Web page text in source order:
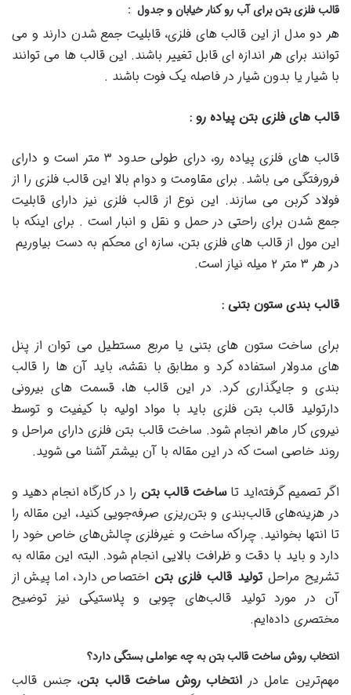
قالب فلزی بتن برای آب رو کنار خیابان و جدول :
هر دو مدل از این قالب های فلزی، قابلیت جمع شدن دارند و می
توانند برای هر اندازه ای قابل تغییر باشند. این قالب ها می توانند
با شیار یا بدون شیار در فاصله یک فوت باشند .
قالب های فلزی بتن پیاده رو :
قالب های فلزی پیاده رو، درای طولی حدود ۳ متر است و دارای
فرورفتگی می باشد. برای مقاومت و دوام بالا این قالب فلزی را از
فولاد کربن می سازند. این نوع از قالب فلزی نیز دارای قابلیت
جمع شدن برای راحتی در حمل و نقل و انبار است . برای اینکه با
این مول از قالب های فلزی بتن، سازه ای محکم به دست بیاوریم
در هر ۳ متر ۲ میله نیاز است.
قالب بندی ستون بتنی :
برای ساخت ستون های بتنی یا مربع مستطیل می توان از پنل
های مدولار استفاده کرد و مطابق با نقشه، باید آن ها را قالب
بندی و جایگذاری کرد. در این قالب ها، قسمت های بیرونی
دارتولید قالب بتن فلزی باید با مواد اولیه با کیفیت و توسط
نیروی کار ماهر انجام شود. ساخت قالب بتن فلزی دارای مراحل و
روند خاصی است که در این مقاله با آن بیشتر آشنا می شوید.
اگر تصمیم گرفته‌اید تاساخت قالب بتن را در کارگاه انجام دهید و
در هزینه‌های قالب‌بندی و بتن‌ریزی صرفه‌جویی کنید، این مقاله را
تا انتها بخوانید. چراکه ساخت و غیرفلزی چالش‌های خاص خود را
دارد و باید با دقت و ظرافت بالایی انجام شود. البته این مقاله به
تشریح مراحل تولید قالب فلزی بتن اختصاص دارد، اما پیش از
آن در مورد تولید قالب‌های چوبی و پلاستیکی نیز توضیح
مختصری داده‌ایم.
انتخاب روش ساخت قالب بتن به چه عواملی بستگی دارد؟
مهم‌ترین عامل در انتخاب روش ساخت قالب بتن، جنس قالب